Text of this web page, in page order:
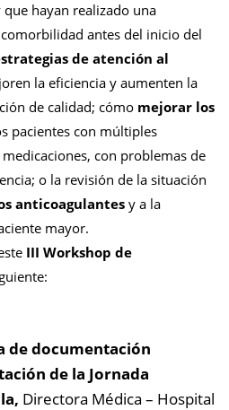
hayan realizado una
antes del inicio del
de atención al
la eficiencia y aumenten la
de calidad; cómo mejorar los
pacientes con múltiples
con problemas de
o la revisión de la situación
anticoagulantesy a la
mayor.
III Workshop de
de documentación
de la Jornada
Directora Médica – Hospital